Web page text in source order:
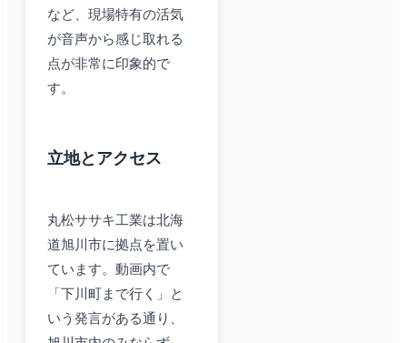
など、現場特有の活気
が音声から感じ取れる
点が非常に印象的で
す。
立地とアクセス
丸松ササキ工業は北海
道旭川市に拠点を置い
ています。動画内で
「下川町まで行く」と
いう発言がある通り、